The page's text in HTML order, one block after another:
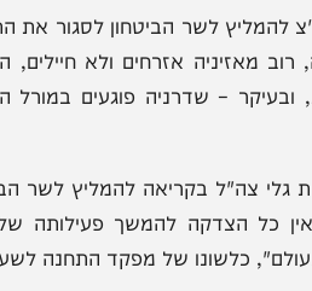
לשר הביטחון לסגור את
– שדרניה פוגעים במורל
בקריאה להמליץ לשר